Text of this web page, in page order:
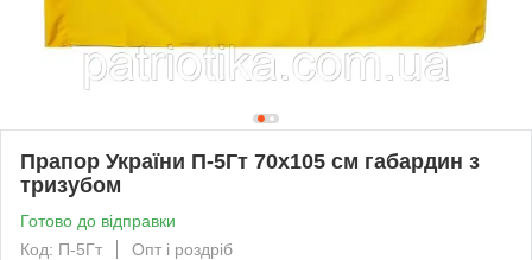
Прапор України П-5Гт 70x105 см габардин з
тризубом
Готово до відправки
Код: П-5Гт
Опт і роздріб